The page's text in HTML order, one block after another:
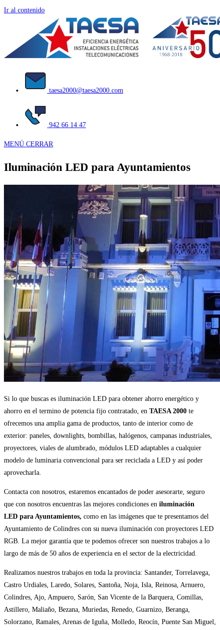
Ir al contenido
taesa2000@taesa2000.com
942 66 14 47
MENÚ CERRAR
Iluminación LED para Ayuntamientos
Si lo que buscas es iluminación LED para obtener ahorro energético y
ahorro en el termino de potencia fijo contratado, en TAESA 2000 te
ofrecemos una amplia gama de productos, tanto de interior como de
exterior: paneles, downlights, bombillas, halógenos, campanas industriales,
proyectores, viales de alumbrado, módulos LED adaptables a cualquier
modelo de luminaria convencional para ser reciclada a LED y así poder
aprovecharla.
Contacta con nosotros, estaremos encantados de poder asesorarte, seguro
que con nosotros encuentras las mejores condiciones en iluminación
LED para Ayuntamientos, como en las imágenes que te presentamos del
Ayuntamiento de Colindres con su nueva iluminación con proyectores LED
RGB. La mejor garantía que te podemos ofrecer son nuestros trabajos a lo
largo de más de 50 años de experiencia en el sector de la electricidad.
Realizamos nuestros trabajos en toda la provincia: Santander, Torrelavega,
Castro Urdiales, Laredo, Solares, Santoña, Noja, Isla, Reinosa, Arnuero,
Colindres, Ajo, Ampuero, Sarón, San Vicente de la Barquera, Comillas,
Astillero, Maliaño, Bezana, Muriedas, Renedo, Guarnizo, Beranga,
Solorzano, Ramales, Arenas de Iguña, Molledo, Reocín, Puente San Miguel,